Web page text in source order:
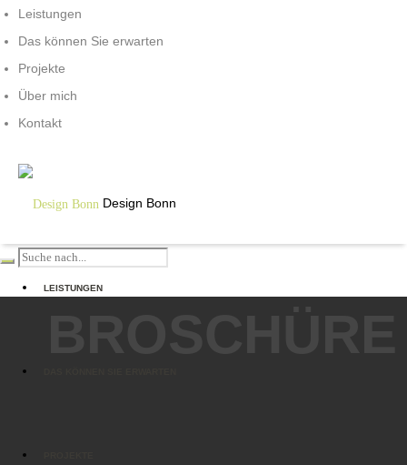
Leistungen
Das können Sie erwarten
Projekte
Über mich
Kontakt
Design Bonn
LEISTUNGEN